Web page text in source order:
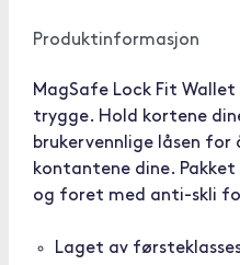
Produktinformasjon
MagSafe Lock Fit
trygge. Hold kortene
brukervennlige låsen for
kontantene dine.
og foret med anti-skli
Laget av